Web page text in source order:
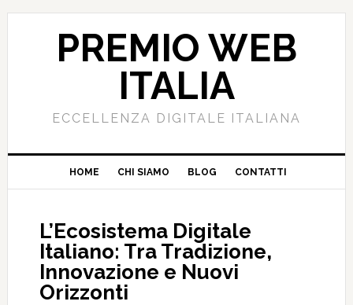
PREMIO WEB
ITALIA
ECCELLENZA DIGITALE ITALIANA
HOME CHI SIAMO BLOG CONTATTI
L’Ecosistema Digitale
Italiano: Tra Tradizione,
Innovazione e Nuovi
Orizzonti